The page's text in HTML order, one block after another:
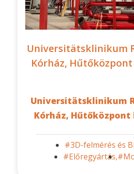
Universitätsklinikum
Kórház,
Universitätsklinikum
Kórház,
#3D-felmérés és
#Előregyártás,